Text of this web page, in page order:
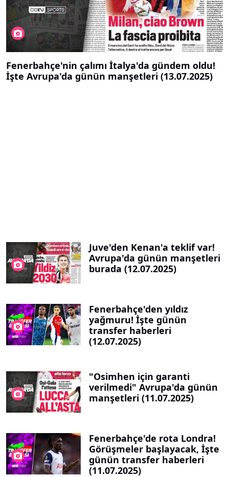
Fenerbahçe'nin çalımı İtalya'da gündem oldu!
İşte Avrupa'da günün manşetleri (13.07.2025)
Juve'den Kenan'a teklif var!
Avrupa'da günün manşetleri
burada (12.07.2025)
Fenerbahçe'den yıldız
yağmuru! İşte günün
transfer haberleri
(12.07.2025)
"Osimhen için garanti
verilmedi" Avrupa'da günün
manşetleri (11.07.2025)
Fenerbahçe'de rota Londra!
Görüşmeler başlayacak, İşte
günün transfer haberleri
(11.07.2025)